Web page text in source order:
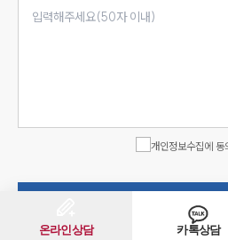
개인정보수집에 동
상담신청서 제
온라인상담 카톡상담